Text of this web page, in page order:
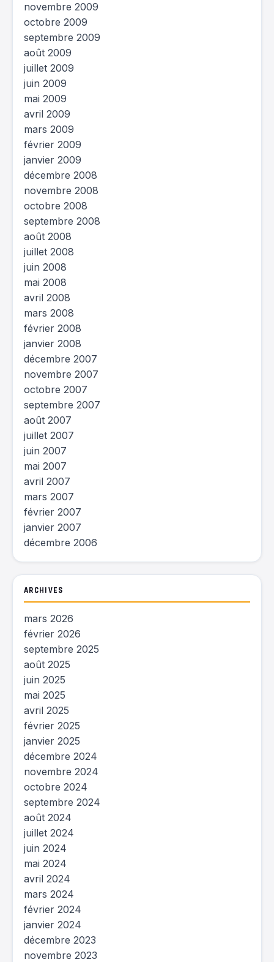
novembre 2009
octobre 2009
septembre 2009
août 2009
juillet 2009
juin 2009
mai 2009
avril 2009
mars 2009
février 2009
janvier 2009
décembre 2008
novembre 2008
octobre 2008
septembre 2008
août 2008
juillet 2008
juin 2008
mai 2008
avril 2008
mars 2008
février 2008
janvier 2008
décembre 2007
novembre 2007
octobre 2007
septembre 2007
août 2007
juillet 2007
juin 2007
mai 2007
avril 2007
mars 2007
février 2007
janvier 2007
décembre 2006
ARCHIVES
mars 2026
février 2026
septembre 2025
août 2025
juin 2025
mai 2025
avril 2025
février 2025
janvier 2025
décembre 2024
novembre 2024
octobre 2024
septembre 2024
août 2024
juillet 2024
juin 2024
mai 2024
avril 2024
mars 2024
février 2024
janvier 2024
décembre 2023
novembre 2023